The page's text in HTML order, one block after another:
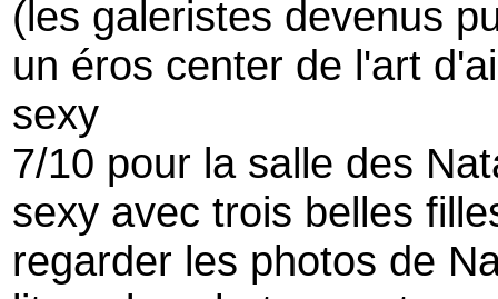
(les galeristes devenus
un éros center de l'art
sexy
7/10 pour la salle des
sexy avec trois belles
regarder les photos de